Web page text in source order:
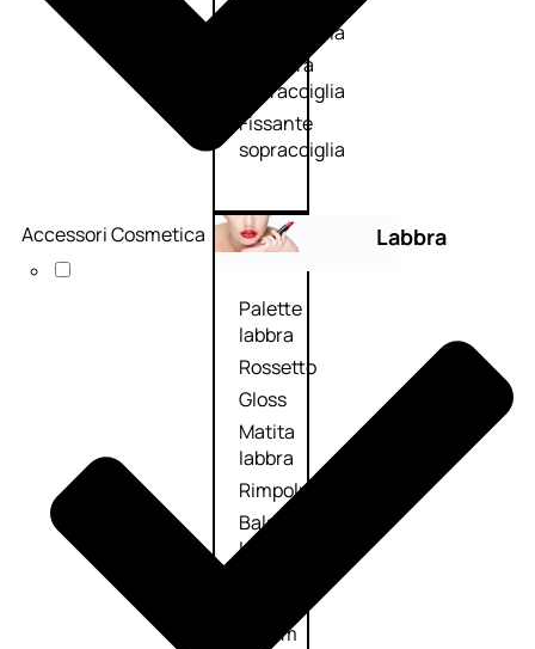
sopracciglia
Mascara
sopracciglia
Fissante
sopracciglia
Labbra
Palette
labbra
Rossetto
Gloss
Matita
labbra
Rimpolpante
Balsamo
labbra
Cream
Accessori Cosmetica